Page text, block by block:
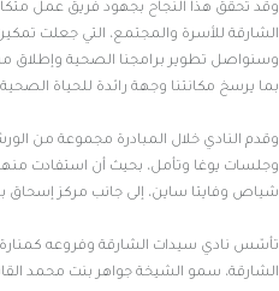
وقد تحقق هذا النجاح بجهود فريق عمل
الشارقة للأسرة والمجتمع، التي جعلت
وسنواصل تطوير برامجنا الصحية وإطلاق
بما يرسخ مكانتنا وجهة رائدة للحياة الصحية
وقدم النادي خلال المبادرة مجموعة من
شياص وفايتا ساين، إلى جانب مركز إسحاق
تأسّس نادي سيدات الشارقة وفروعه كمنارة
الشارقة، سمو الشيخة جواهر بنت محمد